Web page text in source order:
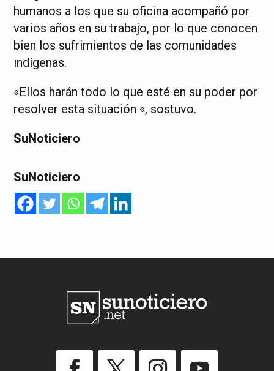
humanos a los que su oficina acompañó por
varios años en su trabajo, por lo que conocen
bien los sufrimientos de las comunidades
indígenas.
«Ellos harán todo lo que esté en su poder por
resolver esta situación «, sostuvo.
SuNoticiero
SuNoticiero